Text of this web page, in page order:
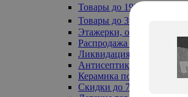
Товары до 199₽
Товары до 399₽
Этажерки, обувницы
Распродажа текстиля до -
Ликвидация до -70%
Антисептики
Керамика по 129 руб
Скидки до 70%